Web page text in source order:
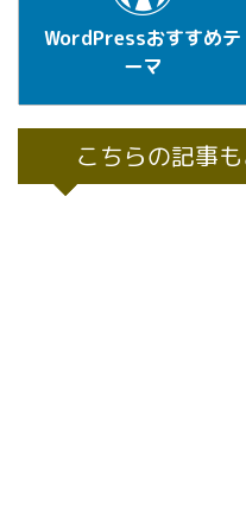
WordPressおすすめテ
ーマ
こちらの記事